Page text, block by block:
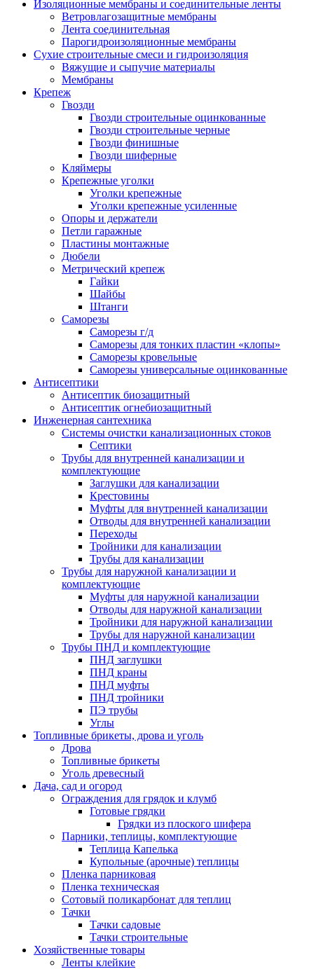
Изоляционные мембраны и соединительные ленты
Ветровлагозащитные мембраны
Лента соединительная
Парогидроизоляционные мембраны
Сухие строительные смеси и гидроизоляция
Вяжущие и сыпучие материалы
Мембраны
Крепеж
Гвозди
Гвозди строительные оцинкованные
Гвозди строительные черные
Гвозди финишные
Гвозди шиферные
Кляймеры
Крепежные уголки
Уголки крепежные
Уголки крепежные усиленные
Опоры и держатели
Петли гаражные
Пластины монтажные
Дюбели
Метрический крепеж
Гайки
Шайбы
Штанги
Саморезы
Саморезы г/д
Саморезы для тонких пластин «клопы»
Саморезы кровельные
Саморезы универсальные оцинкованные
Антисептики
Антисептик биозащитный
Антисептик огнебиозащитный
Инженерная сантехника
Системы очистки канализационных стоков
Септики
Трубы для внутренней канализации и
комплектующие
Заглушки для канализации
Крестовины
Муфты для внутренней канализации
Отводы для внутренней канализации
Переходы
Тройники для канализации
Трубы для канализации
Трубы для наружной канализации и
комплектующие
Муфты для наружной канализации
Отводы для наружной канализации
Тройники для наружной канализации
Трубы для наружной канализации
Трубы ПНД и комплектующие
ПНД заглушки
ПНД краны
ПНД муфты
ПНД тройники
ПЭ трубы
Углы
Топливные брикеты, дрова и уголь
Дрова
Топливные брикеты
Уголь древесный
Дача, сад и огород
Ограждения для грядок и клумб
Готовые грядки
Грядки из плоского шифера
Парники, теплицы, комплектующие
Теплица Капелька
Купольные (арочные) теплицы
Пленка парниковая
Пленка техническая
Сотовый поликарбонат для теплиц
Тачки
Тачки садовые
Тачки строительные
Хозяйственные товары
Ленты клейкие